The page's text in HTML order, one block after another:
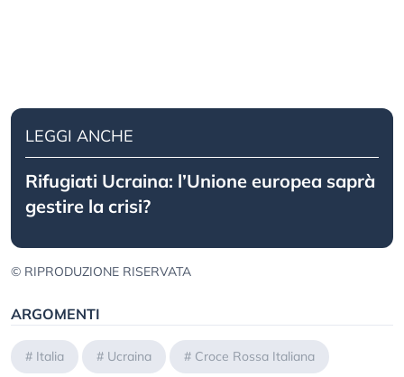
LEGGI ANCHE
Rifugiati Ucraina: l’Unione europea saprà
gestire la crisi?
© RIPRODUZIONE RISERVATA
ARGOMENTI
# Italia # Ucraina # Croce Rossa Italiana